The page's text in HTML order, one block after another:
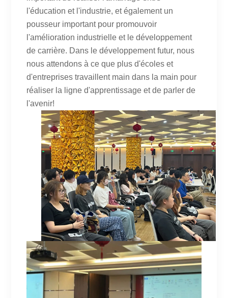
l'éducation et l'industrie, et également un
pousseur important pour promouvoir
l'amélioration industrielle et le développement
de carrière. Dans le développement futur, nous
nous attendons à ce que plus d'écoles et
d'entreprises travaillent main dans la main pour
réaliser la ligne d'apprentissage et de parler de
l'avenir!